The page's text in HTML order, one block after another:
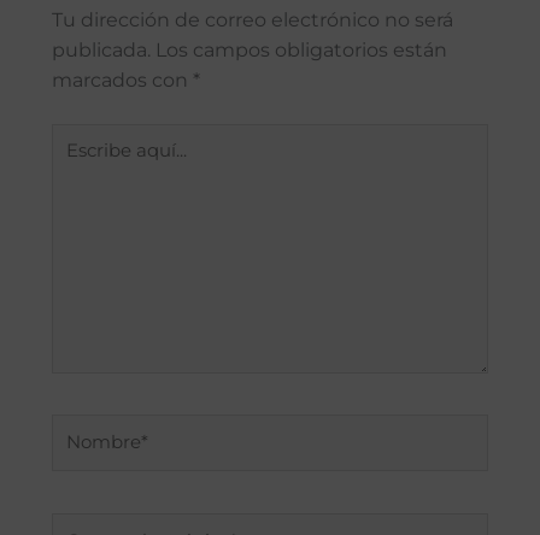
Tu dirección de correo electrónico no será
publicada. Los campos obligatorios están
marcados con *